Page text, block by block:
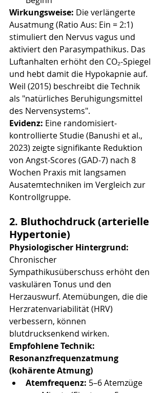
Wirkungsweise: Die verlängerte
Ausatmung (Ratio Aus: Ein = 2:1)
stimuliert den Nervus vagus und
aktiviert den Parasympathikus. Das
Luftanhalten erhöht den CO₂-Spiegel
und hebt damit die Hypokapnie auf.
Weil (2015) beschreibt die Technik
als "natürliches Beruhigungsmittel
des Nervensystems".
Evidenz: Eine randomisiert-
kontrollierte Studie (Banushi et al.,
2023) zeigte signifikante Reduktion
von Angst-Scores (GAD-7) nach 8
Wochen Praxis mit langsamen
Ausatemtechniken im Vergleich zur
Kontrollgruppe.
2. Bluthochdruck (arterielle
Hypertonie)
Physiologischer Hintergrund:
Chronischer
Sympathikusüberschuss erhöht den
vaskulären Tonus und den
Herzauswurf. Atemübungen, die die
Herzratenvariabilität (HRV)
verbessern, können
blutdrucksenkend wirken.
Empfohlene Technik:
Resonanzfrequenzatmung
(kohärente Atmung)
Atemfrequenz: 5–6 Atemzüge